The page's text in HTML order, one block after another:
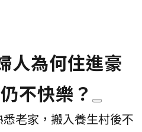
人為何住進豪
不快樂？
老家，搬入養生村後不